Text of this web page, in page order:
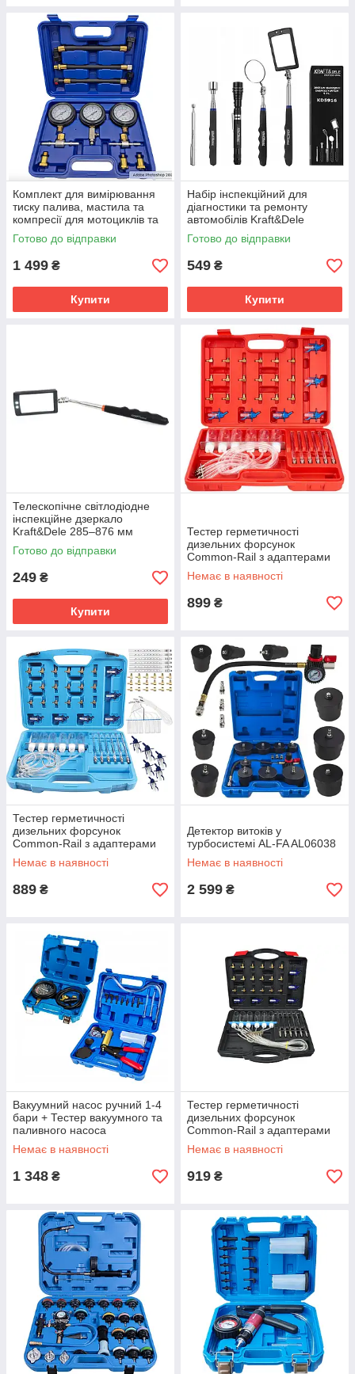
Комплект для вимірювання
тиску палива, мастила та
компресії для мотоциклів та
авто FT3333
Готово до відправки
1 499 ₴
Купити
Набір інспекційний для
діагностики та ремонту
автомобілів Kraft&Dele
KD5916
Готово до відправки
549 ₴
Купити
Телескопічне світлодіодне
інспекційне дзеркало
Kraft&Dele 285–876 мм
KD10189
Готово до відправки
249 ₴
Купити
Тестер герметичності
дизельних форсунок
Common-Rail з адаптерами
Kraft&Dele KD10698
Немає в наявності
899 ₴
Тестер герметичності
дизельних форсунок
Common-Rail з адаптерами
FALON-TECH FT0135
Немає в наявності
889 ₴
Детектор витоків у
турбосистемі AL-FA AL06038
Немає в наявності
2 599 ₴
Вакуумний насос ручний 1-4
бари + Тестер вакуумного та
паливного насоса
вакуумометр KILTER
(K03005+K03004)
Немає в наявності
1 348 ₴
Тестер герметичності
дизельних форсунок
Common-Rail з адаптерами
Geko G02655
Немає в наявності
919 ₴